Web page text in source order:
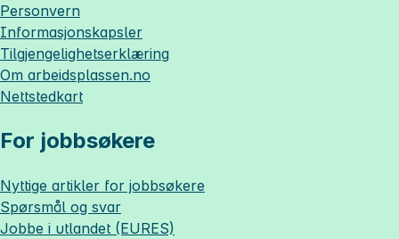
Personvern
Informasjonskapsler
Tilgjengelighetserklæring
Om arbeidsplassen.no
Nettstedkart
For jobbsøkere
Nyttige artikler for jobbsøkere
Spørsmål og svar
Jobbe i utlandet (EURES)